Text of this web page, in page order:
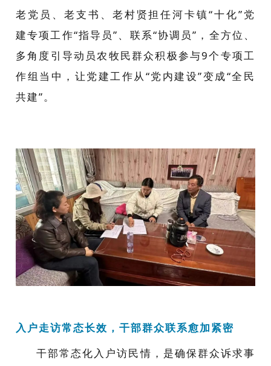
老党员、老支书、老村贤担任河卡镇“十化”党
建专项工作“指导员”、联系“协调员”，全方位、
多角度引导动员农牧民群众积极参与9个专项工
作组当中，让党建工作从“党内建设”变成“全民
共建”。
入户走访常态长效，干部群众联系愈加紧密
干部常态化入户访民情，是确保群众诉求事